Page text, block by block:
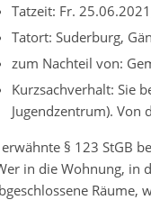
Tatzeit: Fr.
Tatort: Suderburg,
zum Nachteil von:
Kurzsachverhalt: Sie
Jugendzentrum). Von
§ 123 StGB
in die Wohnung, in
Räume,